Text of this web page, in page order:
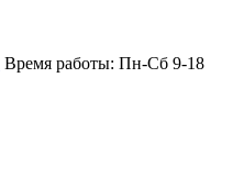
Время работы: Пн-Сб 9-18